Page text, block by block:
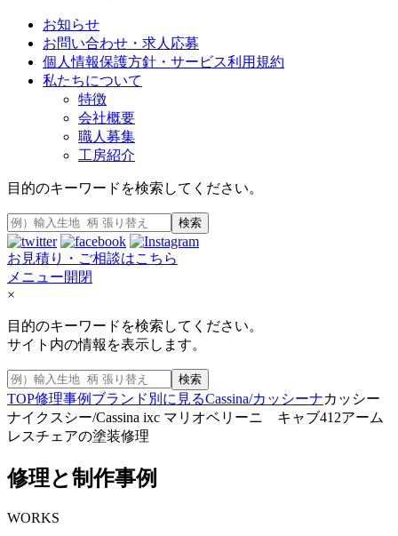
お知らせ
お問い合わせ・求人応募
個人情報保護方針・サービス利用規約
私たちについて
特徴
会社概要
職人募集
工房紹介
目的のキーワードを検索してください。
検索
お見積り・ご相談はこちら
メニュー開閉
×
目的のキーワードを検索してください。
サイト内の情報を表示します。
検索
TOP修理事例 ブランド別に見るCassina/カッシーナカッシー
ナイクスシー/Cassina ixc マリオベリーニ キャブ412アーム
レスチェアの塗装修理
修理と制作事例
WORKS